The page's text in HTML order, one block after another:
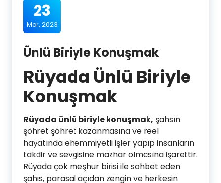
23
Mar, 2023
Ünlü Biriyle Konuşmak
Rüyada Ünlü Biriyle
Konuşmak
Rüyada ünlü biriyle konuşmak, şahsın
şöhret şöhret kazanmasına ve reel
hayatında ehemmiyetli işler yapıp insanların
takdir ve sevgisine mazhar olmasına işarettir.
Rüyada çok meşhur birisi ile sohbet eden
şahıs, parasal açıdan zengin ve herkesin